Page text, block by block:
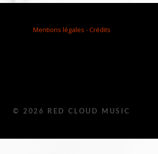
Mentions légales - Crédits
© 2026 RED CLOUD MUSIC